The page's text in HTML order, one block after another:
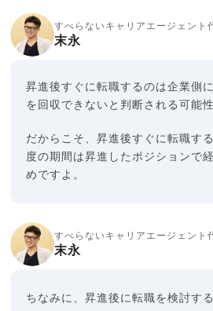
すべらないキャリアエージェント
末永
昇進後すぐに転職するのは企業側
を回収できないと判断される可能
だからこそ、昇進後すぐに転職す
度の期間は昇進したポジションで
めですよ。
すべらないキャリアエージェント
末永
ちなみに、昇進後に転職を検討す